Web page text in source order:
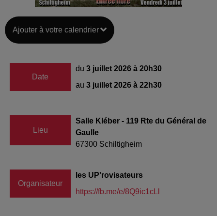
Ajouter à votre calendrier
Date
du 3 juillet 2026 à 20h30
au 3 juillet 2026 à 22h30
Lieu
Salle Kléber - 119 Rte du Général de
Gaulle
67300 Schiltigheim
Organisateur
les UP'rovisateurs
https://fb.me/e/8Q9ic1cLl